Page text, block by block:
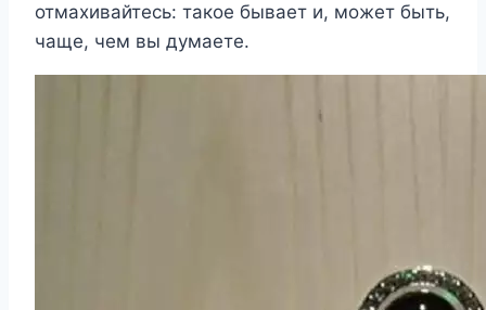
отмахивайтесь: такое бывает и, может быть,
чаще, чем вы думаете.